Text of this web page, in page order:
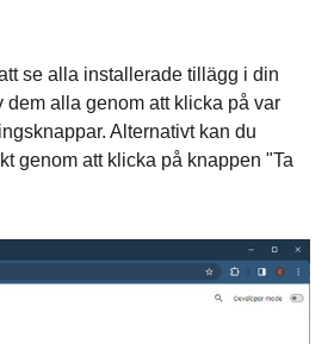
se alla installerade tillägg i din
dem alla genom att klicka på var
Alternativt kan du
genom att klicka på knappen "Ta